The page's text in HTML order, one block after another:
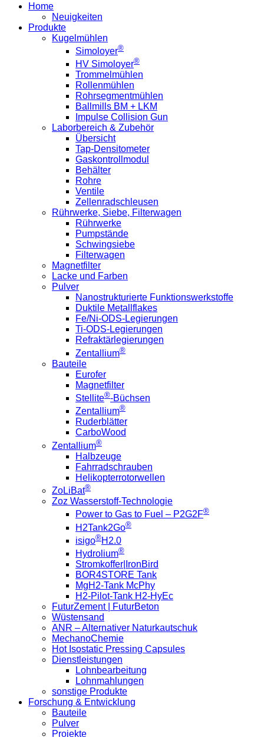
Home
Neuigkeiten
Produkte
Kugelmühlen
Simoloyer®
HV Simoloyer®
Trommelmühlen
Rollenmühlen
Rohrsegmentmühlen
Ballmills BM + LKM
Impulse Collision Gun
Laborbereich & Zubehör
Übersicht
Tap-Densitometer
Gaskontrollmodul
Behälter
Rohre
Ventile
Zellenradschleusen
Rührwerke, Siebe, Filterwagen
Rührwerke
Pumpstände
Schwingsiebe
Filterwagen
Magnetfilter
Lacke und Farben
Pulver
Nanostrukturierte Funktionswerkstoffe
Duktile Metallflakes
Fe/Ni-ODS-Legierungen
Ti-ODS-Legierungen
Refraktärlegierungen
Zentallium®
Bauteile
Eurofer
Magnetfilter
Stellite®-Büchsen
Zentallium®
Ruderblätter
CarboWood
Zentallium®
Halbzeuge
Fahrradschrauben
Helikopterrotorwellen
ZoLiBat®
Zoz Wasserstoff-Technologie
Power to Gas to Fuel – P2G2F®
H2Tank2Go®
isigo®H2.0
Hydrolium®
Stromkoffer|IronBird
BOR4STORE Tank
MgH2-Tank McPhy
H2-Pilot-Tank H2-HyEc
FuturZement | FuturBeton
Wüstensand
ANR – Alternativer Naturkautschuk
MechanoChemie
Hot Isostatic Pressing Capsules
Dienstleistungen
Lohnbearbeitung
Lohnmahlungen
sonstige Produkte
Forschung & Entwicklung
Bauteile
Pulver
Projekte